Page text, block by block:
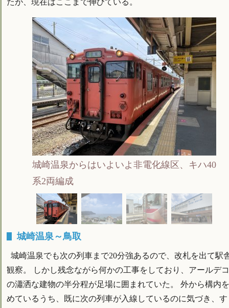
城崎温泉からはいよいよ非電化線区、キハ40
系2両編成
城崎温泉～鳥取
城崎温泉でも次の列車まで20分強あるので、改札を出て駅
観察。 しかし残念ながら何かの工事をしており、アールデ
の瀟洒な建物の半分程が足場に囲まれていた。 外から構内
めているうち、既に次の列車が入線しているのに気づき、す